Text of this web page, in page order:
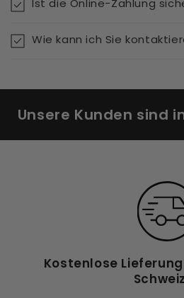
Ist die Online-Zahlung
Wie kann ich Sie
Unsere Kunden sind
Kostenlose
Schweiz